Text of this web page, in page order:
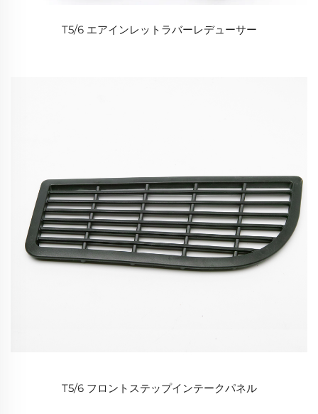
T5/6 エアインレットラバーレデューサー
T5/6 フロントステップインテークパネル